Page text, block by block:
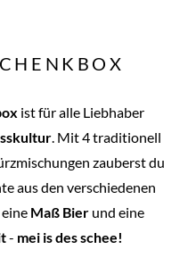
ist für alle Liebhaber
. Mit 4 traditionell
zauberst du
aus den verschiedenen
Maß Bier und eine
- mei is des schee!